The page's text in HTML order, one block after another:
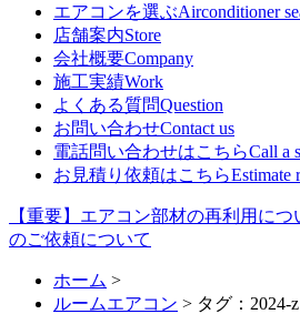
エアコンを選ぶAirconditioner
店舗案内Store
会社概要Company
施工実績Work
よくある質問Question
お問い合わせContact us
電話問い合わせはこちらCall a
お見積り依頼はこちらEstimate
【重要】エアコン部材の再利用につ
のご依頼について
ホーム >
ルームエアコン > タグ：2024-